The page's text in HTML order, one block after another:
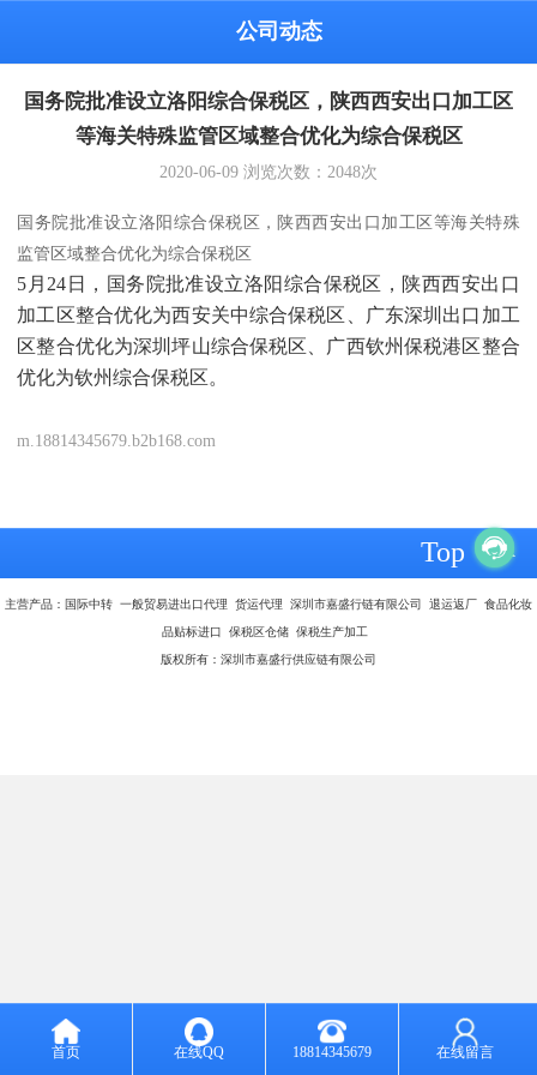
公司动态
国务院批准设立洛阳综合保税区，陕西西安出口加工区
等海关特殊监管区域整合优化为综合保税区
2020-06-09 浏览次数： 2048次
国务院批准设立洛阳综合保税区，陕西西安出口加工区等海关特殊
监管区域整合优化为综合保税区
5月24日，国务院批准设立洛阳综合保税区，陕西西安出口
加工区整合优化为西安关中综合保税区、广东深圳出口加工
区整合优化为深圳坪山综合保税区、广西钦州保税港区整合
优化为钦州综合保税区。
m.18814345679.b2b168.com
Top
主营产品：国际中转 一般贸易进出口代理 货运代理 深圳市嘉盛行链有限公司 退运返厂 食品化妆
品贴标进口 保税区仓储 保税生产加工
版权所有：深圳市嘉盛行供应链有限公司
首页 在线QQ 18814345679 在线留言